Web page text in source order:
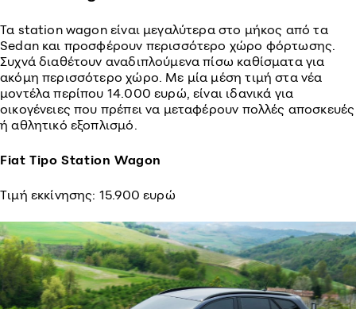
Τα station wagon είναι μεγαλύτερα στο μήκος από τα
Sedan και προσφέρουν περισσότερο χώρο φόρτωσης.
Συχνά διαθέτουν αναδιπλούμενα πίσω καθίσματα για
ακόμη περισσότερο χώρο. Με μία μέση τιμή στα νέα
μοντέλα περίπου 14.000 ευρώ, είναι ιδανικά για
οικογένειες που πρέπει να μεταφέρουν πολλές αποσκευές
ή αθλητικό εξοπλισμό.
Fiat Tipo Station Wagon
Τιμή εκκίνησης: 15.900 ευρώ